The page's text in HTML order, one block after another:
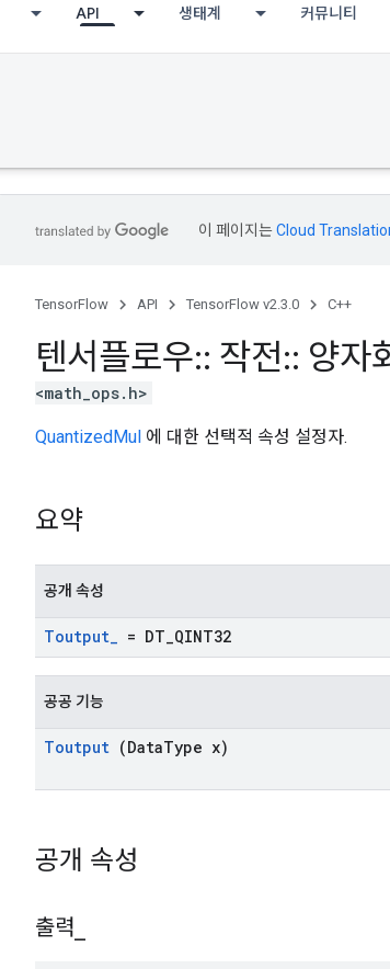
API 생태계 커뮤니티
이 페이지는Cloud
TensorFlow API TensorFlow v2.3.0 C++
텐서플로우:: 작전:: 양자
<math_ops.h>
QuantizedMul 에 대한 선택적 속성 설정자.
요약
공개 속성
Toutput_ = DT QINT32
공공 기능
Toutput (DataType x)
공개 속성
출력